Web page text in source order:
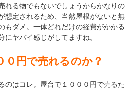
れる物でもないでしょうからかなりの
想定されるため、当然屋根がないと無
もダメ。一体どれだけの経費がかかる
にヤバイ感じがしてますね。
０円で売れるのか？
のはコレ。屋台で１０００円で売るた